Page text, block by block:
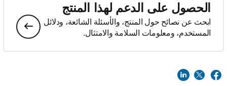
الحصول على الدعم لهذا المنتج
ابحث عن نصائح حول المنتج، والأسئلة الشائعة، ودلائل
المستخدم، ومعلومات السلامة والامتثال.